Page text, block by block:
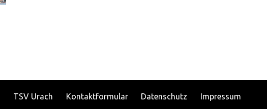
TSV Urach Kontaktformular Datenschutz Impressum